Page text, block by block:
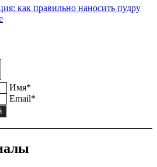
как правильно наносить пудру
Имя*
Email*